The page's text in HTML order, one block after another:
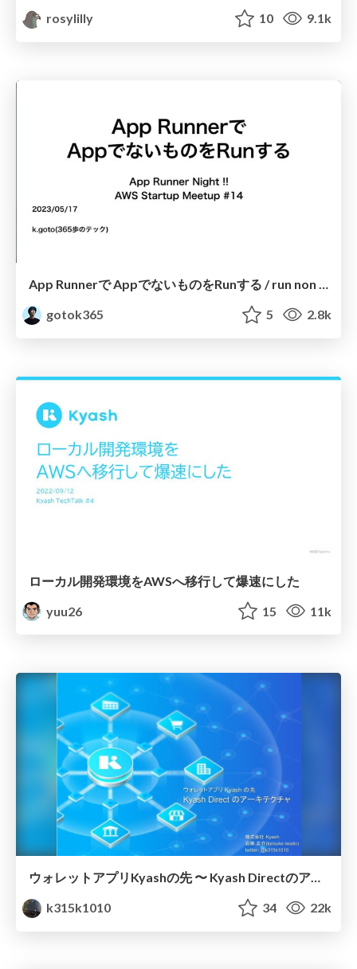
rosylilly 10 9.1k
App Runnerで AppでないものをRunする / run non apps with app runner
gotok365
5 2.8k
ローカル開発環境をAWSへ移行して爆速にした
yuu26
15 11k
ウォレットアプリKyashの先 〜 Kyash Directのアーキテクチャ
k315k1010
34 22k